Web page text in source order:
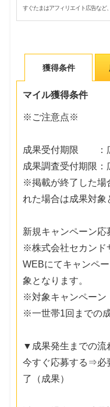
すぐたまはアフィリエイト広告など
獲得条件
マイル獲得条件
※ご注意点※
成果受付期限 ：
成果調査受付期限
※掲載が終了した場
れた場合は成果対象
新規キャンペーン応
※株式会社セカンド
WEBにてキャンペ
象となります。
※対象キャンペーン
※一世帯1回までの
▼成果発生までの流
今すぐ応募する⇒
了（成果）